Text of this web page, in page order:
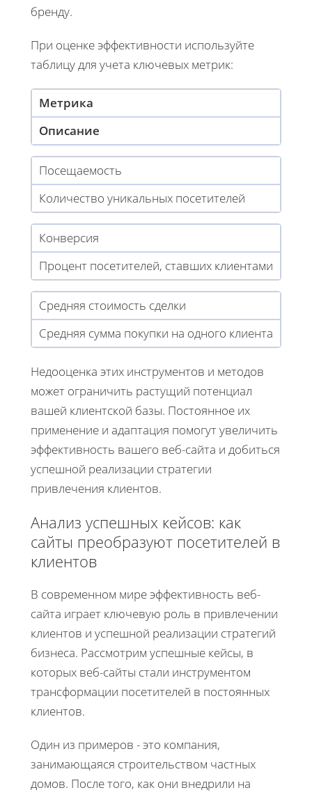
бренду.
При оценке эффективности используйте
таблицу для учета ключевых метрик:
Метрика
Описание
Посещаемость
Количество уникальных посетителей
Конверсия
Процент посетителей, ставших клиентами
Средняя стоимость сделки
Средняя сумма покупки на одного клиента
Недооценка этих инструментов и методов
может ограничить растущий потенциал
вашей клиентской базы. Постоянное их
применение и адаптация помогут увеличить
эффективность вашего веб-сайта и добиться
успешной реализации стратегии
привлечения клиентов.
Анализ успешных кейсов: как
сайты преобразуют посетителей в
клиентов
В современном мире эффективность веб-
сайта играет ключевую роль в привлечении
клиентов и успешной реализации стратегий
бизнеса. Рассмотрим успешные кейсы, в
которых веб-сайты стали инструментом
трансформации посетителей в постоянных
клиентов.
Один из примеров - это компания,
занимающаяся строительством частных
домов. После того, как они внедрили на